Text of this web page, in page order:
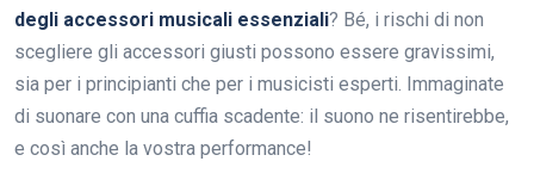
degli accessori musicali essenziali? Bé, i rischi di non
scegliere gli accessori giusti possono essere gravissimi,
sia per i principianti che per i musicisti esperti. Immaginate
di suonare con una cuffia scadente: il suono ne risentirebbe,
e così anche la vostra performance!